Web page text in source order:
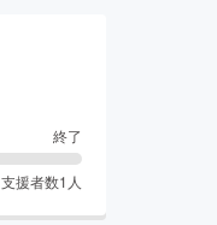
終了
支援者数1 人